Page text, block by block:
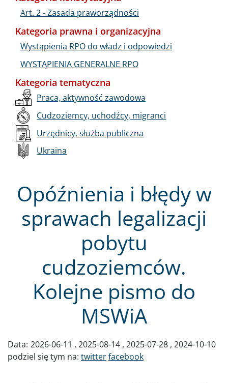
Opóźnienia i błędy w
sprawach legalizacji
pobytu
cudzoziemców.
Kolejne pismo do
MSWiA
Data: 2026-06-11 2025-08-14 2025-07-28 2024-10-10
podziel się tym na: twitterfacebook
Art. 2 - Zasada praworządności
Kategoria prawna i organizacyjna
Wystąpienia RPO do władz i odpowiedzi
WYSTĄPIENIA GENERALNE RPO
Kategoria tematyczna
Praca, aktywność zawodowa
Cudzoziemcy, uchodźcy, migranci
Urzędnicy, służba publiczna
Ukraina